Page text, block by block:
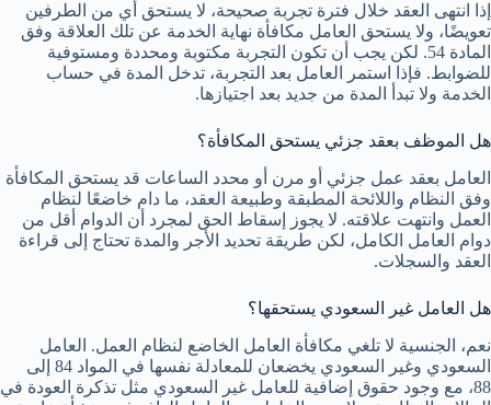
إذا انتهى العقد خلال فترة تجربة صحيحة، لا يستحق أي من الطرفين
تعويضًا، ولا يستحق العامل مكافأة نهاية الخدمة عن تلك العلاقة وفق
المادة 54. لكن يجب أن تكون التجربة مكتوبة ومحددة ومستوفية
للضوابط. فإذا استمر العامل بعد التجربة، تدخل المدة في حساب
الخدمة ولا تبدأ المدة من جديد بعد اجتيازها.
هل الموظف بعقد جزئي يستحق المكافأة؟
العامل بعقد عمل جزئي أو مرن أو محدد الساعات قد يستحق المكافأة
وفق النظام واللائحة المطبقة وطبيعة العقد، ما دام خاضعًا لنظام
العمل وانتهت علاقته. لا يجوز إسقاط الحق لمجرد أن الدوام أقل من
دوام العامل الكامل، لكن طريقة تحديد الأجر والمدة تحتاج إلى قراءة
العقد والسجلات.
هل العامل غير السعودي يستحقها؟
نعم، الجنسية لا تلغي مكافأة العامل الخاضع لنظام العمل. العامل
السعودي وغير السعودي يخضعان للمعادلة نفسها في المواد 84 إلى
88، مع وجود حقوق إضافية للعامل غير السعودي مثل تذكرة العودة في